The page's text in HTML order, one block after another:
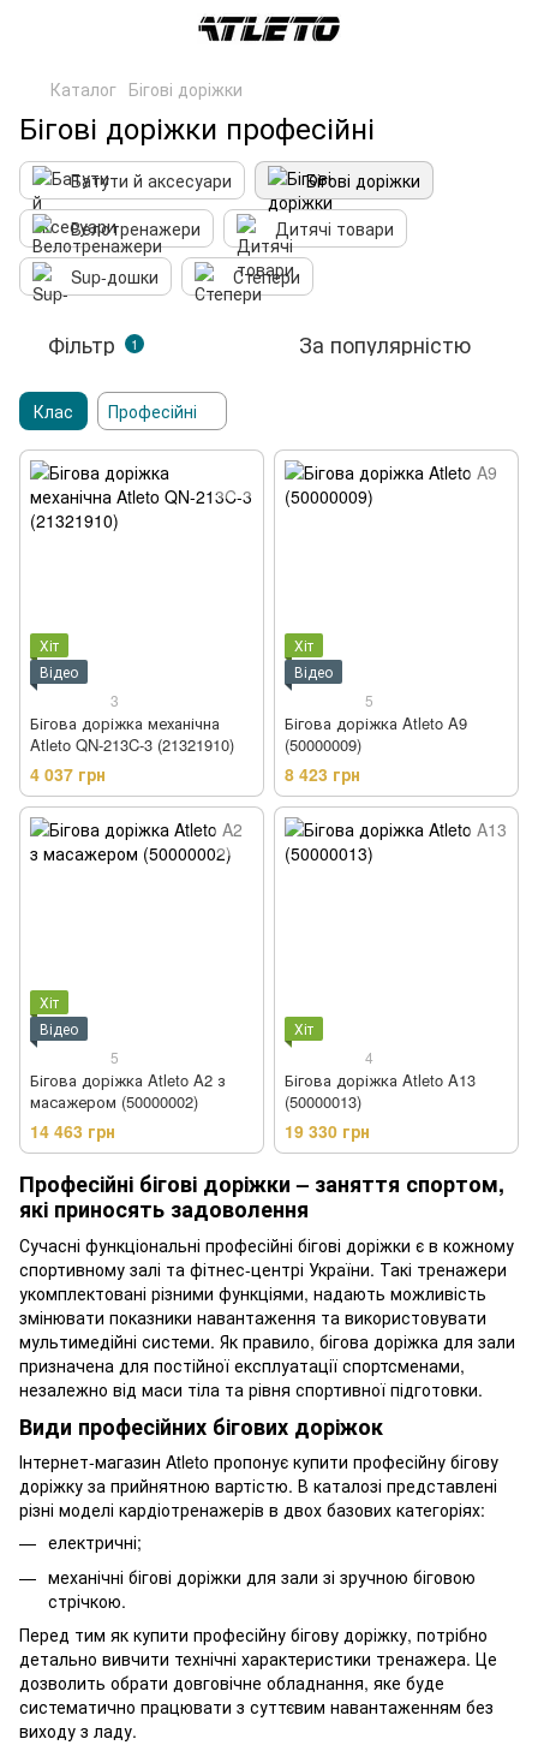
Каталог Бігові доріжки
Бігові доріжки професійні
Батути й аксесуари
Бігові доріжки
Велотренажери
Дитячі товари
Sup-дошки
Степери
Фільтр 1 За популярністю
Клас Професійні
Хіт
Відео
3
Бігова доріжка механічна
Atleto QN-213C-3 (21321910)
4 037 грн
Хіт
Відео
5
Бігова доріжка Atleto A9
(50000009)
8 423 грн
Хіт
Відео
5
Бігова доріжка Atleto A2 з
масажером (50000002)
14 463 грн
Хіт
4
Бігова доріжка Atleto A13
(50000013)
19 330 грн
Професійні бігові доріжки – заняття спортом,
які приносять задоволення
Сучасні функціональні професійні бігові доріжки є в кожному
спортивному залі та фітнес-центрі України. Такі тренажери
укомплектовані різними функціями, надають можливість
змінювати показники навантаження та використовувати
мультимедійні системи. Як правило, бігова доріжка для зали
призначена для постійної експлуатації спортсменами,
незалежно від маси тіла та рівня спортивної підготовки.
Види професійних бігових доріжок
Інтернет-магазин Atleto пропонує купити професійну бігову
доріжку за прийнятною вартістю. В каталозі представлені
різні моделі кардіотренажерів в двох базових категоріях:
електричні;
механічні бігові доріжки для зали зі зручною біговою
стрічкою.
Перед тим як купити професійну бігову доріжку, потрібно
детально вивчити технічні характеристики тренажера. Це
дозволить обрати довговічне обладнання, яке буде
систематично працювати з суттєвим навантаженням без
виходу з ладу.